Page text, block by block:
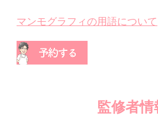
マンモグラフィの用語について
監修者情